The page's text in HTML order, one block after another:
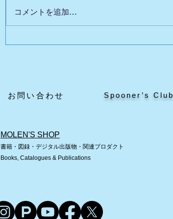
コメントを追加…
​お問い合わせ Spooner’s Club
MOLEN'S SHOP
書籍・図録・デジタル出版物・関連プロダクト
Books, Catalogues & Publications